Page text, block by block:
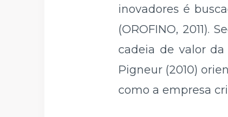
inovadores é
(OROFINO,
cadeia de valor
Pigneur (2010)
como a empresa